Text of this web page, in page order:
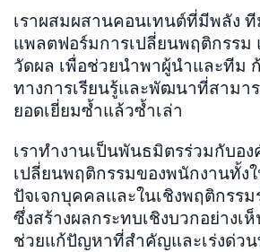
เราผสมผสานคอนเทนต์ที่มีพลัง
แพลตฟอร์มการเปลี่ยนพฤติกรรม
วัดผล เพื่อช่วยนำพาผู้นำและทีม
ทางการเรียนรู้และพัฒนาที่สามา
ยอดเยี่ยมซ้ำแล้วซ้ำเล่า
เราทำงานเป็นพันธมิตรร่วมกับอง
เปลี่ยนพฤติกรรมของพนักงานทั้ง
ปัจเจกบุคคลและในเชิงพฤติกรร
ซึ่งสร้างผลกระทบเชิงบวกอย่างเ
ช่วยแก้ปัญหาที่สำคัญและเร่งด่ว